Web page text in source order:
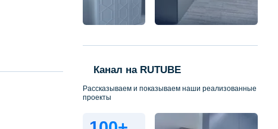
Канал на RUTUBE
Рассказываем и показываем наши реализованные
проекты